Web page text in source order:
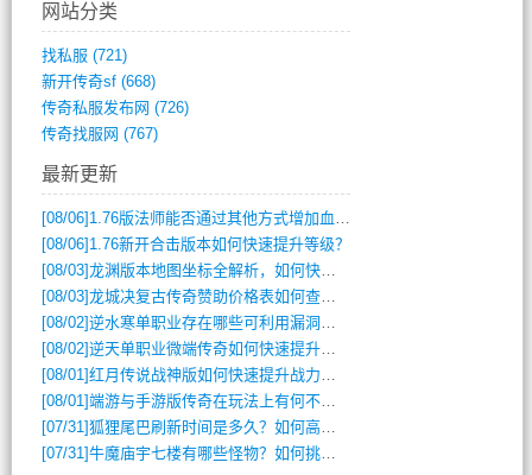
网站分类
找私服 (721)
新开传奇sf(668)
传奇私服发布网 (726)
传奇找服网 (767)
最新更新
[08/06] 1.76版法师能否通过其他方式增加血量？
[08/06] 1.76新开合击版本如何快速提升等级？
[08/03]龙渊版本地图坐标全解析，如何快速定位BOSS位置？
[08/03]龙城决复古传奇赞助价格表如何查询？
[08/02]逆水寒单职业存在哪些可利用漏洞？如何快速提升战力？
[08/02]逆天单职业微端传奇如何快速提升战力？新手必看攻略
[08/01]红月传说战神版如何快速提升战力？新手攻略全解析？
[08/01]端游与手游版传奇在玩法上有何不同？
[07/31]狐狸尾巴刷新时间是多久？如何高效获取传奇手游中的狐狸尾巴？
[07/31]牛魔庙宇七楼有哪些怪物？如何挑战它们？